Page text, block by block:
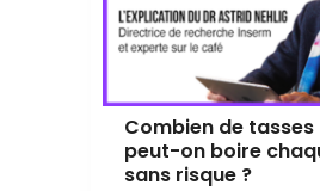
Combien de
peut-on boire
sans risque ?